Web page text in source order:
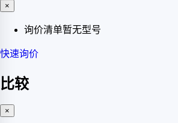
×
询价清单暂无型号
快速询价
比较
×